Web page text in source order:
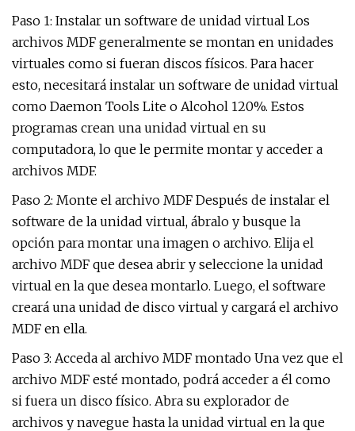
Paso 1: Instalar un software de unidad virtual Los
archivos MDF generalmente se montan en unidades
virtuales como si fueran discos físicos. Para hacer
esto, necesitará instalar un software de unidad virtual
como Daemon Tools Lite o Alcohol 120%. Estos
programas crean una unidad virtual en su
computadora, lo que le permite montar y acceder a
archivos MDF.
Paso 2: Monte el archivo MDF Después de instalar el
software de la unidad virtual, ábralo y busque la
opción para montar una imagen o archivo. Elija el
archivo MDF que desea abrir y seleccione la unidad
virtual en la que desea montarlo. Luego, el software
creará una unidad de disco virtual y cargará el archivo
MDF en ella.
Paso 3: Acceda al archivo MDF montado Una vez que el
archivo MDF esté montado, podrá acceder a él como
si fuera un disco físico. Abra su explorador de
archivos y navegue hasta la unidad virtual en la que